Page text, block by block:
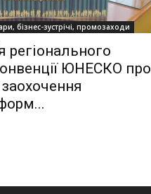
бізнес-зустрічі, промозаходи
регіонального
ЮНЕСКО про